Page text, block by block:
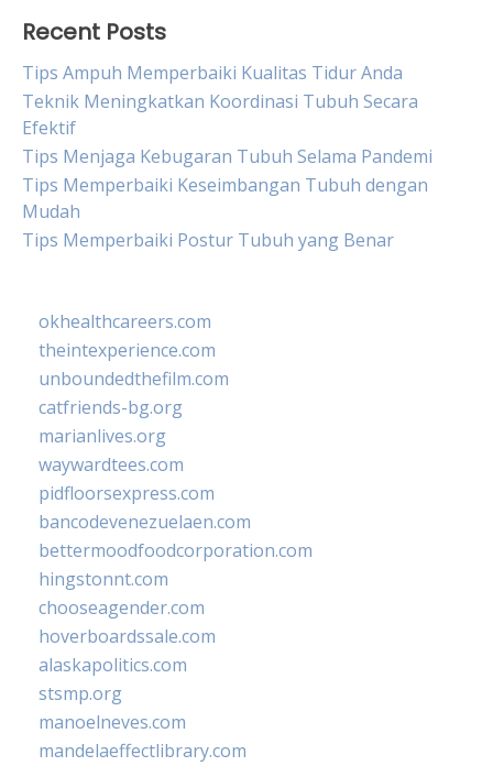
Recent Posts
Tips Ampuh Memperbaiki Kualitas Tidur Anda
Teknik Meningkatkan Koordinasi Tubuh Secara
Efektif
Tips Menjaga Kebugaran Tubuh Selama Pandemi
Tips Memperbaiki Keseimbangan Tubuh dengan
Mudah
Tips Memperbaiki Postur Tubuh yang Benar
okhealthcareers.com
theintexperience.com
unboundedthefilm.com
catfriends-bg.org
marianlives.org
waywardtees.com
pidfloorsexpress.com
bancodevenezuelaen.com
bettermoodfoodcorporation.com
hingstonnt.com
chooseagender.com
hoverboardssale.com
alaskapolitics.com
stsmp.org
manoelneves.com
mandelaeffectlibrary.com